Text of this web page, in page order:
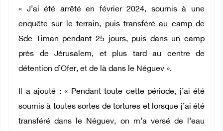
« J’ai été arrêté en février 2024, soumis à une
enquête sur le terrain, puis transféré au camp de
Sde Timan pendant 25 jours, puis dans un camp
près de Jérusalem, et plus tard au centre de
détention d’Ofer, et de là dans le Néguev ».
Il a ajouté : « Pendant toute cette période, j’ai été
soumis à toutes sortes de tortures et lorsque j’ai été
transféré dans le Néguev, on m’a versé de l’eau